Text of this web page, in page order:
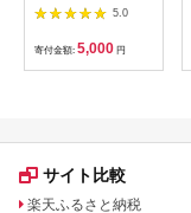
麺300g×2袋
5.0
寄付金額: 5,000 円
サイト比較
楽天ふるさと納税